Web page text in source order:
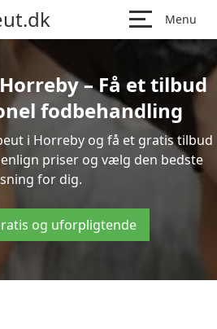
Menu
– Få et tilbud
fodbehandling
i Horreby og få et gratis tilbud
priser og vælg den bedste
for dig.
og uforpligtende